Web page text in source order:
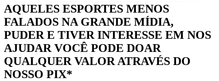
AQUELES ESPORTES MENOS
FALADOS NA GRANDE MÍDIA,
PUDER E TIVER INTERESSE EM NOS
AJUDAR VOCÊ PODE DOAR
QUALQUER VALOR ATRAVÉS DO
NOSSO PIX*